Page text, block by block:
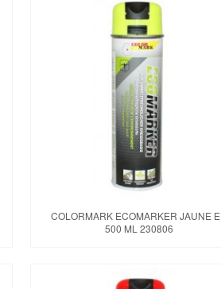
COLORMARK ECOMARKER JAUNE
500 ML 230806